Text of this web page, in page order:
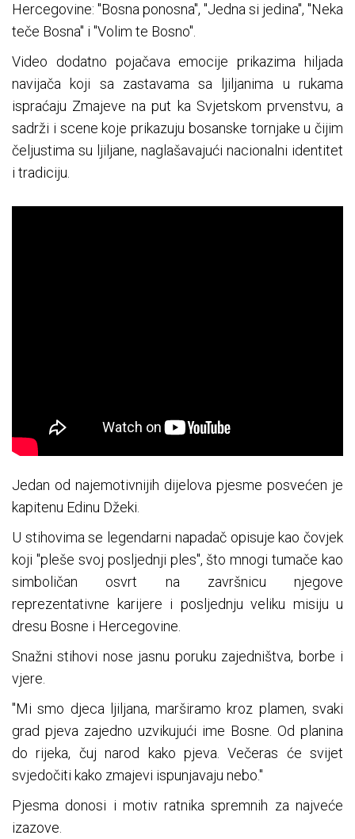
Hercegovine: "Bosna ponosna", "Jedna si jedina", "Neka
teče Bosna" i "Volim te Bosno".
Video dodatno pojačava emocije prikazima hiljada
navijača koji sa zastavama sa ljiljanima u rukama
ispraćaju Zmajeve na put ka Svjetskom prvenstvu, a
sadrži i scene koje prikazuju bosanske tornjake u čijim
čeljustima su ljiljane, naglašavajući nacionalni identitet
i tradiciju.
Jedan od najemotivnijih dijelova pjesme posvećen je
kapitenu Edinu Džeki.
U stihovima se legendarni napadač opisuje kao čovjek
koji "pleše svoj posljednji ples", što mnogi tumače kao
simboličan osvrt na završnicu njegove
reprezentativne karijere i posljednju veliku misiju u
dresu Bosne i Hercegovine.
Snažni stihovi nose jasnu poruku zajedništva, borbe i
vjere.
"Mi smo djeca ljiljana, marširamo kroz plamen, svaki
grad pjeva zajedno uzvikujući ime Bosne. Od planina
do rijeka, čuj narod kako pjeva. Večeras će svijet
svjedočiti kako zmajevi ispunjavaju nebo."
Pjesma donosi i motiv ratnika spremnih za najveće
izazove.